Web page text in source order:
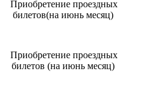
Приобретение проездных
билетов(на июнь месяц)
Приобретение проездных
билетов (на июнь месяц)